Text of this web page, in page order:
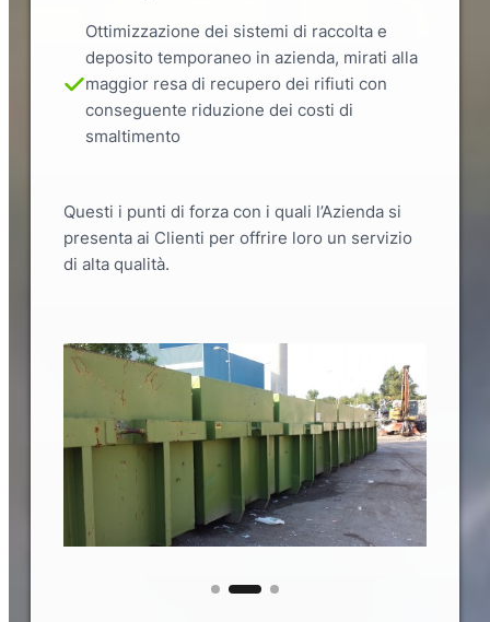
Ottimizzazione dei sistemi di raccolta e
deposito temporaneo in azienda, mirati alla
maggior resa di recupero dei rifiuti con
conseguente riduzione dei costi di
smaltimento
Questi i punti di forza con i quali l’Azienda si
presenta ai Clienti per offrire loro un servizio
di alta qualità.